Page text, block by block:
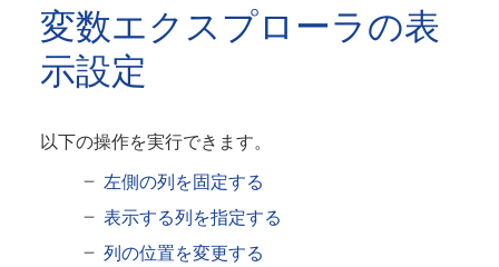
変数エクスプローラの表
示設定
以下の操作を実行できます。
左側の列を固定する
表示する列を指定する
列の位置を変更する